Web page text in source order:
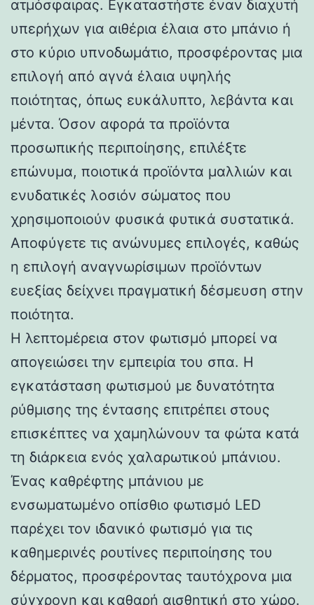
ατμόσφαιρας. Εγκαταστήστε έναν διαχυτή
υπερήχων για αιθέρια έλαια στο μπάνιο ή
στο κύριο υπνοδωμάτιο, προσφέροντας μια
επιλογή από αγνά έλαια υψηλής
ποιότητας, όπως ευκάλυπτο, λεβάντα και
μέντα. Όσον αφορά τα προϊόντα
προσωπικής περιποίησης, επιλέξτε
επώνυμα, ποιοτικά προϊόντα μαλλιών και
ενυδατικές λοσιόν σώματος που
χρησιμοποιούν φυσικά φυτικά συστατικά.
Αποφύγετε τις ανώνυμες επιλογές, καθώς
η επιλογή αναγνωρίσιμων προϊόντων
ευεξίας δείχνει πραγματική δέσμευση στην
ποιότητα.
Η λεπτομέρεια στον φωτισμό μπορεί να
απογειώσει την εμπειρία του σπα. Η
εγκατάσταση φωτισμού με δυνατότητα
ρύθμισης της έντασης επιτρέπει στους
επισκέπτες να χαμηλώνουν τα φώτα κατά
τη διάρκεια ενός χαλαρωτικού μπάνιου.
Ένας καθρέφτης μπάνιου με
ενσωματωμένο οπίσθιο φωτισμό LED
παρέχει τον ιδανικό φωτισμό για τις
καθημερινές ρουτίνες περιποίησης του
δέρματος, προσφέροντας ταυτόχρονα μια
σύγχρονη και καθαρή αισθητική στο χώρο.